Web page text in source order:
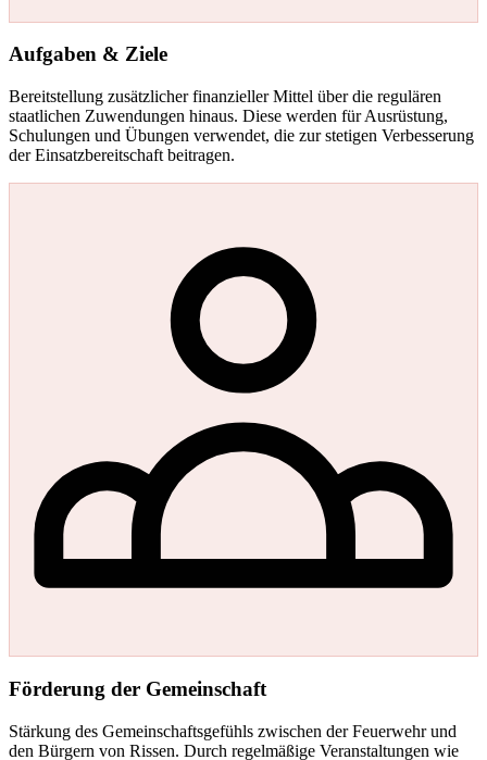
Aufgaben & Ziele
Bereitstellung zusätzlicher finanzieller Mittel über die regulären
staatlichen Zuwendungen hinaus. Diese werden für Ausrüstung,
Schulungen und Übungen verwendet, die zur stetigen Verbesserung
der Einsatzbereitschaft beitragen.
Förderung der Gemeinschaft
Stärkung des Gemeinschaftsgefühls zwischen der Feuerwehr und
den Bürgern von Rissen. Durch regelmäßige Veranstaltungen wie